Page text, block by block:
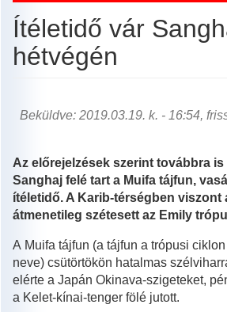
Ítéletidő vár
hétvégén
Beküldve: 2019.03.19. k. - 16:54,
Az előrejelzések szerint továbbra
Sanghaj felé tart a Muifa tájfun,
ítéletidő. A Karib-térségben viszont
átmenetileg szétesett az Emily
A Muifa tájfun (a tájfun a trópusi
neve) csütörtökön hatalmas
elérte a Japán Okinava-szigeteket,
a Kelet-kínai-tenger fölé jutott.